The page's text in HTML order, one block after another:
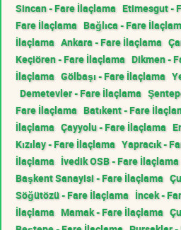
Sincan - Fare İlaçlama Etimesgut -
Fare İlaçlama Bağlıca - Fare
İlaçlama Ankara - Fare İlaçlama
Keçiören - Fare İlaçlama Dikmen -
İlaçlama Gölbaşı - Fare İlaçlama
Demetevler - Fare İlaçlama
Fare İlaçlama Batıkent - Fare
İlaçlama Çayyolu - Fare İlaçlama
Kızılay - Fare İlaçlama Yapracık -
İlaçlama İvedik OSB - Fare İlaçlama
Başkent Sanayisi - Fare İlaçlama
Söğütözü - Fare İlaçlama İncek -
İlaçlama Mamak - Fare İlaçlama